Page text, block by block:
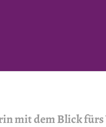
mit dem Blick fürs